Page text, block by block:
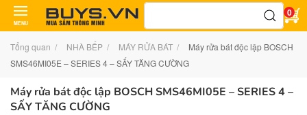
MENU
Tìm
0
Tổng quan NHÀ BẾP MÁY RỬA BÁT
Máy rửa bát độc lập BOSCH
SMS46MI05E – SERIES 4 – SẤY TĂNG CƯỜNG
Máy rửa bát độc lập BOSCH SMS46MI05E – SERIES 4 –
SẤY TĂNG CƯỜNG